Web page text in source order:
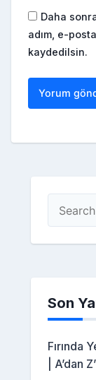
Daha
adım, e-
kaydedilsin.
Son
Fırında
| A’dan